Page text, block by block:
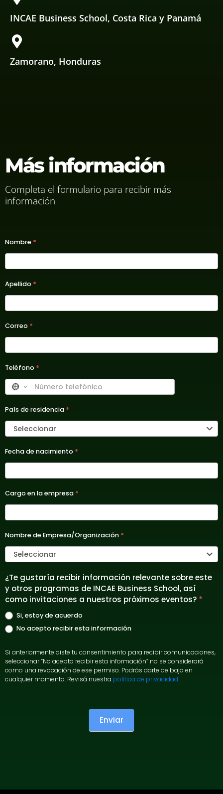
INCAE Business School, Costa Rica y Panamá
Zamorano, Honduras
Más información
Completa el formulario para recibir más
información
A2025 -
Executive
Masters
Nombre *
Apellido *
Correo *
Teléfono *
País de residencia *
Seleccionar
Fecha de nacimiento *
Cargo en la empresa *
Nombre de Empresa/Organización *
Seleccionar
¿Te gustaría recibir información relevante sobre este
y otros programas de INCAE Business School, así
como invitaciones a nuestros próximos eventos? *
Si, estoy de acuerdo
No acepto recibir esta información
Si anteriormente diste tu consentimiento para recibir comunicaciones,
seleccionar “No acepto recibir esta información” no se considerará
como una revocación de ese permiso. Podrás darte de baja en
cualquier momento. Revisá nuestra política de privacidad
Enviar